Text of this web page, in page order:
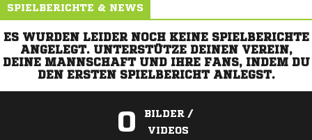
SPIELBERICHTE & NEWS
ES WURDEN LEIDER NOCH KEINE SPIELBERICHTE
ANGELEGT. UNTERSTÜTZE DEINEN VEREIN,
DEINE MANNSCHAFT UND IHRE FANS, INDEM DU
DEN ERSTEN SPIELBERICHT ANLEGST.
0
BILDER /
VIDEOS